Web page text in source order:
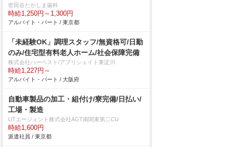
世田谷たかしま歯科
時給1,250円～1,300円
アルバイト・パート / 東京都
「未経験OK」調理スタッフ/無資格可/日勤
のみ/住宅型有料老人ホーム/社会保障完備
株式会社ハーベスト/アプリシェイト東淀川
時給1,227円～
アルバイト・パート / 大阪府
自動車製品の加工・組付け/寮完備/日払い/
工場・製造
UTエージェント株式会社AGT南関東第二CU
時給1,600円
派遣社員 / 東京都